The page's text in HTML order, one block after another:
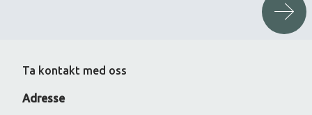
Ta kontakt med oss
Adresse